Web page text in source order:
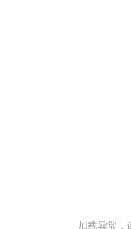
加载异常，